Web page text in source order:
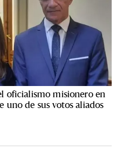
oficialismo misionero en
uno de sus votos aliados